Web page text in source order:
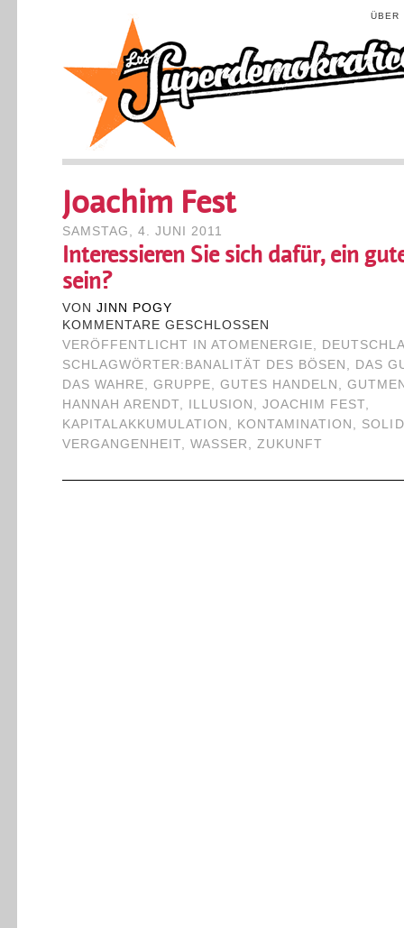
ÜBER
Joachim Fest
SAMSTAG, 4. JUNI 2011
Interessieren Sie sich dafür, ein
sein?
VON JINN POGY
KOMMENTARE GESCHLOSSEN
VERÖFFENTLICHT IN ATOMENERGIE,
SCHLAGWÖRTER: BANALITÄT DES BÖSEN , DAS
DAS WAHRE, GRUPPE, GUTES HANDELN ,
HANNAH ARENDT, ILLUSION ,JOACHIM FEST,
KAPITALAKKUMULATION , KONTAMINATION ,
VERGANGENHEIT, WASSER ,ZUKUNFT